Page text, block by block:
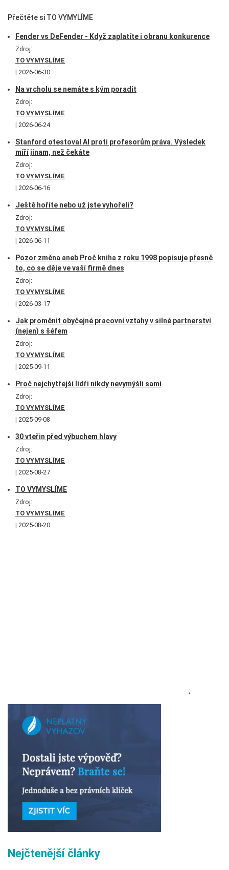
Přečtěte si TO VYMYLÍME
Fender vs DeFender - Když zaplatíte i obranu konkurence
Zdroj:
TO VYMYSLÍME
2026-06-30
Na vrcholu se nemáte s kým poradit
Zdroj:
TO VYMYSLÍME
2026-06-24
Stanford otestoval AI proti profesorům práva. Výsledek
míří jinam, než čekáte
Zdroj:
TO VYMYSLÍME
2026-06-16
Ještě hoříte nebo už jste vyhořeli?
Zdroj:
TO VYMYSLÍME
2026-06-11
Pozor změna aneb Proč kniha z roku 1998 popisuje přesně
to, co se děje ve vaší firmě dnes
Zdroj:
TO VYMYSLÍME
2026-03-17
Jak proměnit obyčejné pracovní vztahy v silné partnerství
(nejen) s šéfem
Zdroj:
TO VYMYSLÍME
2025-09-11
Proč nejchytřejší lídři nikdy nevymýšlí sami
Zdroj:
TO VYMYSLÍME
2025-09-08
30 vteřin před výbuchem hlavy
Zdroj:
TO VYMYSLÍME
2025-08-27
TO VYMYSLÍME
Zdroj:
TO VYMYSLÍME
2025-08-20
;
Nejčtenější články